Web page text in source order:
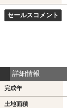
セールスコメント
詳細情報
完成年
土地面積